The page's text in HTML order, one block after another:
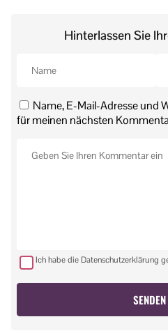
Hinterlassen Sie
Name, E-Mail-Adresse und
für meinen nächsten
Ich habe die Datenschutzerklärung